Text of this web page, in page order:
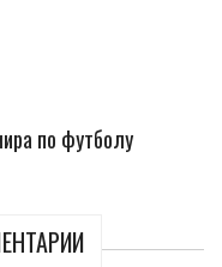
по футболу